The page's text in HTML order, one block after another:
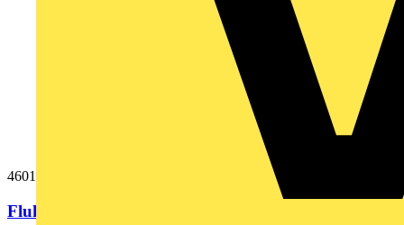
4601081
Fluke 166x, Schuko-Messleitung (EU)